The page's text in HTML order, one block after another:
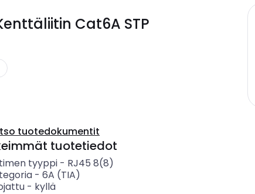
Cat6A STP
tuotedokumentit
tuotetiedot
tyyppi- RJ45 8(8)
- 6A (TIA)
- kyllä